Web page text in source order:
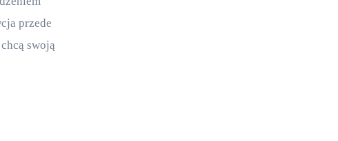
przede
swoją